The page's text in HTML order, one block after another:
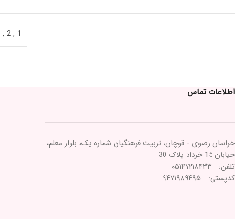
1
,
2
,
اطلاعات تماس
خراسان رضوی - قوچان، تربیت فرهنگیان شماره یک، بلوار معلم،
خیابان 15 خرداد پلاک 30
تلفن: ۰۵۱۴۷۲۱۸۴۳۳
کدپستی: ۹۴۷۱۹۸۹۴۹۵